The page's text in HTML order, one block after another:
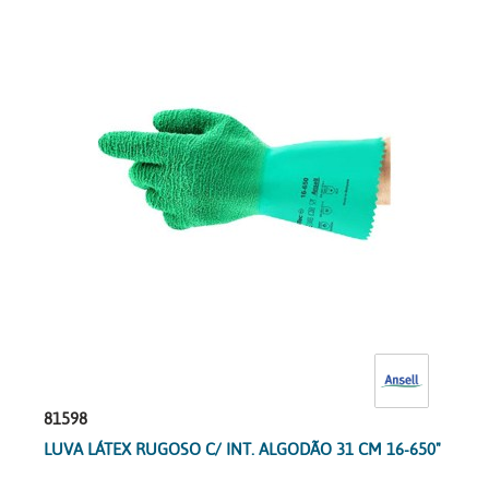
81598
LUVA LÁTEX RUGOSO C/ INT. ALGODÃO 31 CM 16-650"